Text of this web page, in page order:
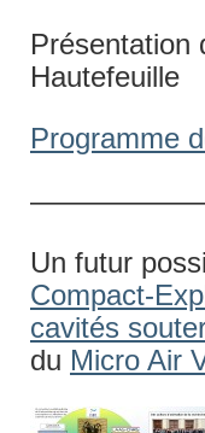
Présentation
Hautefeuille
Programme
Un futur
Compact-
cavités
du Micro Air